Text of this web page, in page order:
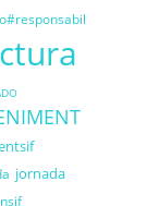
jornada